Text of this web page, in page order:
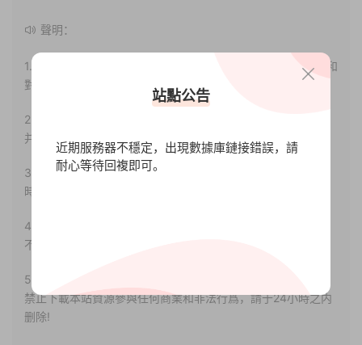
聲明：
1.本站部分内容轉載自其它媒體，但并不代表本站贊同其觀點和
對其真實性負責。
2.若您需要商業運營或用于其他商業活動，請您購買正版授權
并合法使用。
3.如果本站有侵犯、不妥之處的資源，請聯系我們。将會第一
時間解決！
4.本站部分内容均由互聯網收集整理，僅供大家參考、學習，
不存在任何商業目的與商業用途。
5.本站提供的所有資源僅供參考學習使用，版權歸原著所有，
禁止下載本站資源參與任何商業和非法行爲，請于24小時之内
删除!
站點公告
近期服務器不穩定，出現數據庫鏈接錯誤，請
耐心等待回複即可。